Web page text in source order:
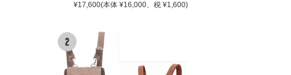
¥17,600(本体 ¥16,000、税 ¥1,600)